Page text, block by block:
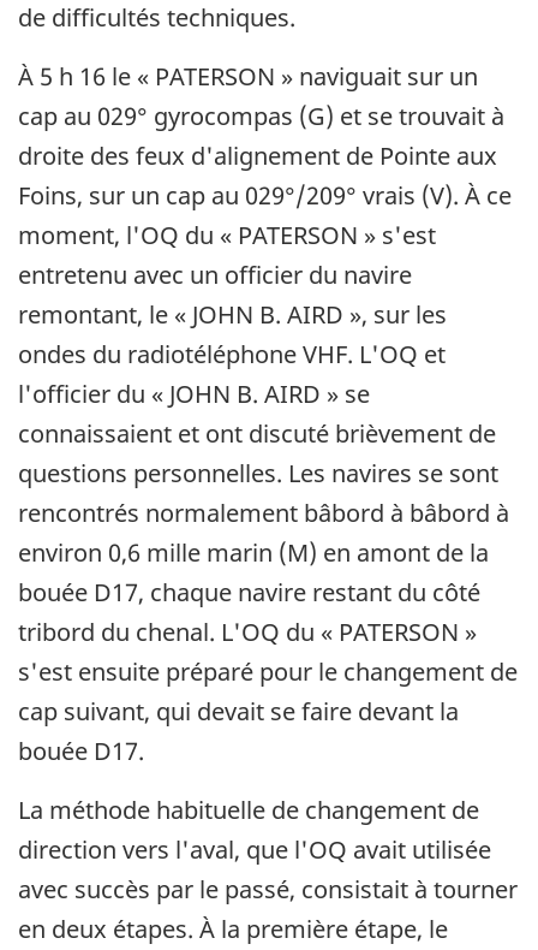
de difficultés techniques.
À 5 h 16 le « PATERSON » naviguait sur un
cap au 029° gyrocompas (G) et se trouvait à
droite des feux d'alignement de Pointe aux
Foins, sur un cap au 029°/209° vrais (V). À ce
moment, l'OQ du « PATERSON » s'est
entretenu avec un officier du navire
remontant, le « JOHN B. AIRD », sur les
ondes du radiotéléphone VHF. L'OQ et
l'officier du « JOHN B. AIRD » se
connaissaient et ont discuté brièvement de
questions personnelles. Les navires se sont
rencontrés normalement bâbord à bâbord à
environ 0,6 mille marin (M) en amont de la
bouée D17, chaque navire restant du côté
tribord du chenal. L'OQ du « PATERSON »
s'est ensuite préparé pour le changement de
cap suivant, qui devait se faire devant la
bouée D17.
La méthode habituelle de changement de
direction vers l'aval, que l'OQ avait utilisée
avec succès par le passé, consistait à tourner
en deux étapes. À la première étape, le